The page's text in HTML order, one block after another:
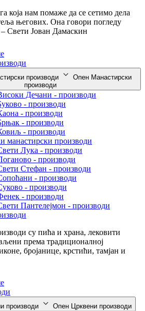
која нам помаже да се сетимо дела
његових. Она говори погледу
– Свети Јован Дамаскин
производи
Опен Манастирски
производи
Дечани - производи
- производи
- производи
- производи
- производи
манастирски производи
Лука - производи
- производи
Стефан - производи
- производи
- производи
- производи
Пантелејмон - производи
су пића и храна, лековити
према традиционалној
бројанице, крстићи, тамјан и
производи Опен Црквени производи